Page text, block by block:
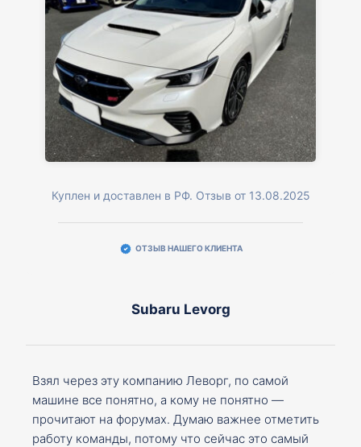
Куплен и доставлен в РФ. Отзыв от 13.08.2025
ОТЗЫВ НАШЕГО КЛИЕНТА
Subaru Levorg
Взял через эту компанию Леворг, по самой
машине все понятно, а кому не понятно —
прочитают на форумах. Думаю важнее отметить
работу команды, потому что сейчас это самый